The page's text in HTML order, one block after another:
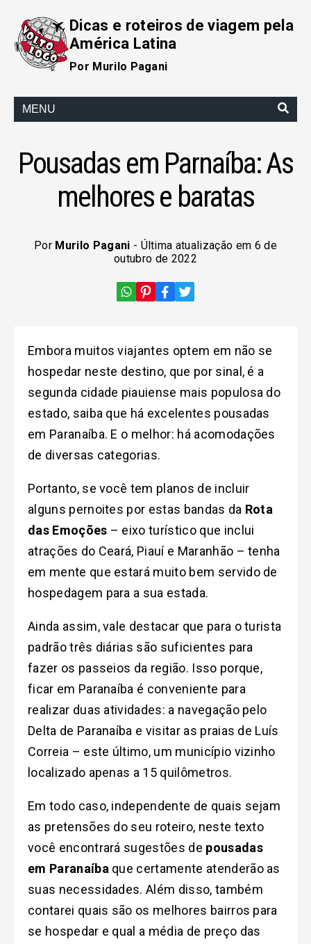
Dicas e roteiros de viagem pela
América Latina
Por Murilo Pagani
MENU
Pousadas em Parnaíba: As
melhores e baratas
Por Murilo Pagani - Última atualização em 6 de
outubro de 2022
Embora muitos viajantes optem em não se
hospedar neste destino, que por sinal, é a
segunda cidade piauiense mais populosa do
estado, saiba que há excelentes pousadas
em Paranaíba. E o melhor: há acomodações
de diversas categorias.
Portanto, se você tem planos de incluir
alguns pernoites por estas bandas da Rota
das Emoções – eixo turístico que inclui
atrações do Ceará, Piauí e Maranhão – tenha
em mente que estará muito bem servido de
hospedagem para a sua estada.
Ainda assim, vale destacar que para o turista
padrão três diárias são suficientes para
fazer os passeios da região. Isso porque,
ficar em Paranaíba é conveniente para
realizar duas atividades: a navegação pelo
Delta de Paranaíba e visitar as praias de Luís
Correia – este último, um município vizinho
localizado apenas a 15 quilômetros.
Em todo caso, independente de quais sejam
as pretensões do seu roteiro, neste texto
você encontrará sugestões de pousadas
em Paranaíba que certamente atenderão as
suas necessidades. Além disso, também
contarei quais são os melhores bairros para
se hospedar e qual a média de preço das